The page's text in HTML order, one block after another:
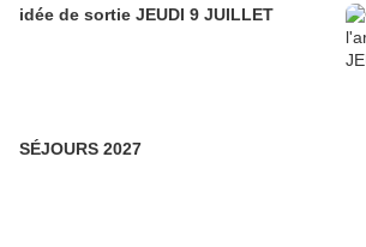
idée de sortie JEUDI 9 JUILLET
SÉJOURS 2027